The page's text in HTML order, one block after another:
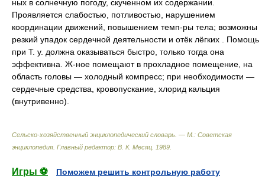
ных в солнечную погоду, скученном их содержании.
Проявляется слабостью, потливостью, нарушением
координации движений, повышением темп-ры тела; возможны
резкий упадок сердечной деятельности и отёк лёгких . Помощь
при Т. у. должна оказываться быстро, только тогда она
эффективна. Ж-ное помещают в прохладное помещение, на
область головы — холодный компресс; при необходимости —
сердечные средства, кровопускание, хлорид кальция
(внутривенно).
Сельско-хозяйственный энциклопедический словарь. — М.: Советская
энциклопедия Главный редактор: В. К. Месяц 1989
Игры ⚽
Поможем решить контрольную работу